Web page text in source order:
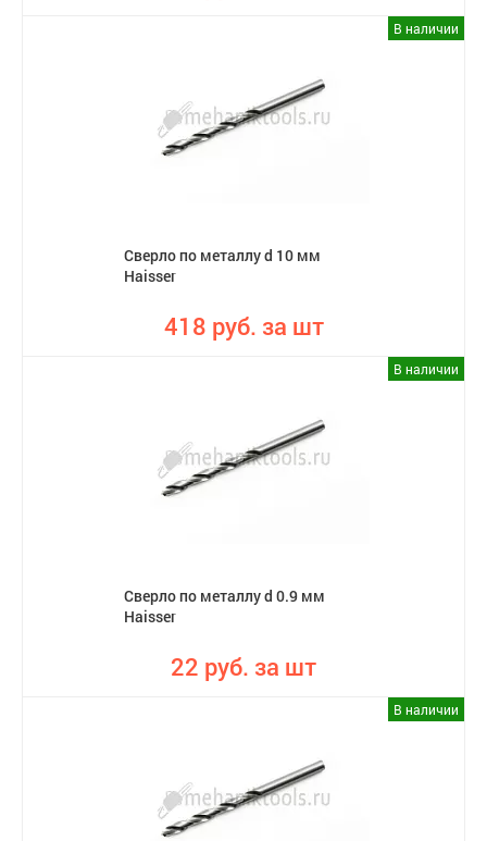
В наличии
Сверло по металлу d 10 мм
Haisser
418 руб. за шт
В наличии
Сверло по металлу d 0.9 мм
Haisser
22 руб. за шт
В наличии